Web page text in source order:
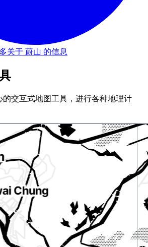
关于 蔚山 的信息
的交互式地图工具，进行各种地理计